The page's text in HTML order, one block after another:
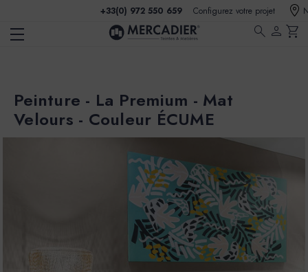
+33(0) 972 550 659 Configurez votre projet
search person shopping_cart
Peinture - La Premium - Mat
Velours - Couleur ÉCUME